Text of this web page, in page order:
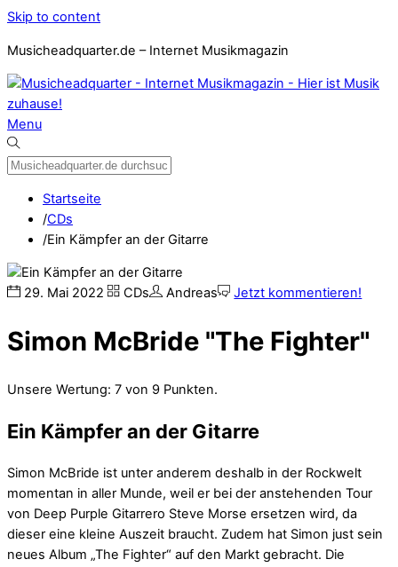
Skip to content
Musicheadquarter.de – Internet Musikmagazin
Menu
Startseite
/CDs
/Ein Kämpfer an der Gitarre
29. Mai 2022 CDs Andreas Jetzt kommentieren!
Simon McBride "The Fighter"
Unsere Wertung: 7 von 9 Punkten.
Ein Kämpfer an der Gitarre
Simon McBride ist unter anderem deshalb in der Rockwelt
momentan in aller Munde, weil er bei der anstehenden Tour
von Deep Purple Gitarrero Steve Morse ersetzen wird, da
dieser eine kleine Auszeit braucht. Zudem hat Simon just sein
neues Album „The Fighter“ auf den Markt gebracht. Die